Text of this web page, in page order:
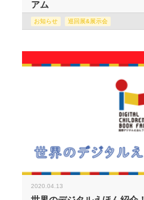
アム
お知らせ 巡回展&展示会
2020.04.13